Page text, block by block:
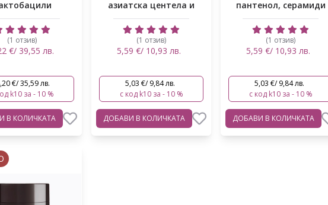
(1 отзив)
€/ 39,55 лв.
€/ 35,59 лв.
k10 за - 10 %
В КОЛИЧКАТА
азиатска центела и
комбуча
(1 отзив)
5,59 €/ 10,93 лв.
5,03 €/ 9,84 лв.
с код k10 за - 10 %
ДОБАВИ В КОЛИЧКАТА
пантенол, серамиди
(1 отзив)
5,59 €/ 10,93 лв.
5,03 €/ 9,84 лв.
с код k10 за - 10 %
ДОБАВИ В КОЛИЧКАТА